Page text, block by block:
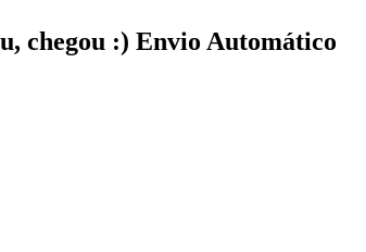
chegou :) Envio Automático